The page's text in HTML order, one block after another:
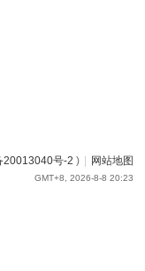
20013040号-2 ) 网站地图
GMT+8, 2026-8-8 20:23